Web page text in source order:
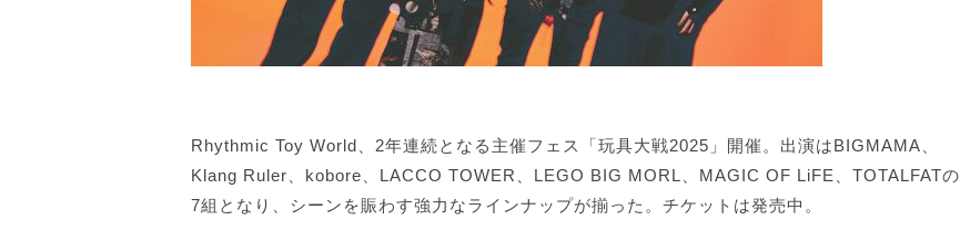
Rhythmic Toy World、2年連続となる主催フェス「玩具大戦2025」開催。出演はBIGMAMA、
Klang Ruler、kobore、LACCO TOWER、LEGO BIG MORL、MAGIC OF LiFE、TOTALFATの
7組となり、シーンを賑わす強力なラインナップが揃った。チケットは発売中。